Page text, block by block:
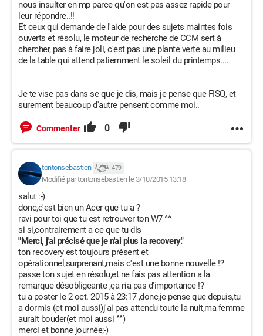
nous insulter en mp parce qu'on est pas assez rapide pour
leur répondre..!!
Et ceux qui demande de l'aide pour des sujets maintes fois
ouverts et résolu, le moteur de recherche de CCM sert à
chercher, pas à faire joli, c'est pas une plante verte au milieu
de la table qui attend patiemment le soleil du printemps....
Je te vise pas dans se que je dis, mais je pense que FISQ, et
surement beaucoup d'autre pensent comme moi..
Commenter 0
tontonsebastien 479
Modifié par tontonsebastien le 3/10/2015 13:18
salut :-)
donc,c'est bien un Acer que tu a ?
ravi pour toi que tu est retrouver ton W7 ^^
si si,contrairement a ce que tu dis
"Merci, j'ai précisé que je n'ai plus la recovery."
ton recovery est toujours présent et
opérationnel,surprenant,mais c'est une bonne nouvelle !?
passe ton sujet en résolu,et ne fais pas attention a la
remarque désobligeante ,ça n'a pas d'importance !?
tu a poster le 2 oct. 2015 à 23:17 ,donc,je pense que depuis,tu
a dormis (et moi aussi)j'ai pas attendu toute la nuit,ma femme
aurait bouder(et moi aussi ^^)
merci et bonne journée;-)